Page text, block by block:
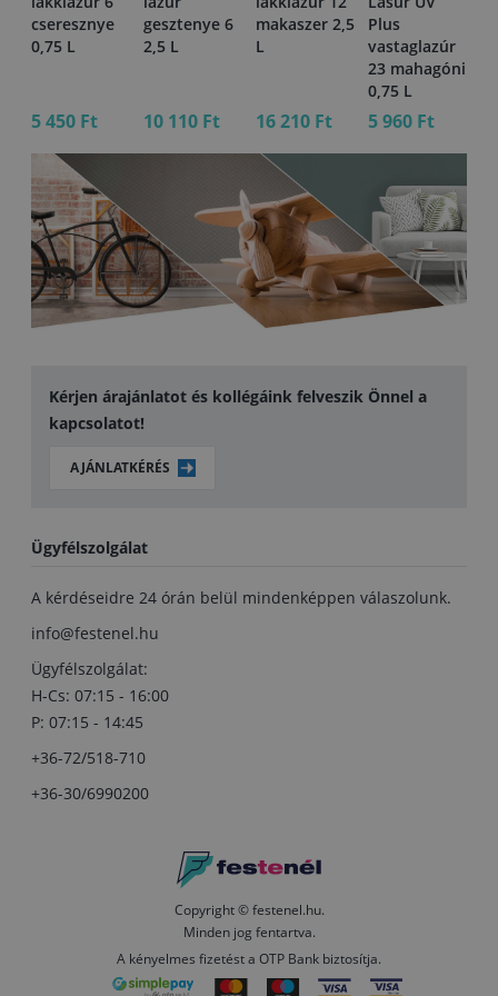
cseresznye
0,75 L
5 450 Ft
gesztenye 6
2,5 L
10 110 Ft
makaszer 2,5
L
16 210 Ft
Plus
vastaglazúr
23 mahagóni
0,75 L
5 960 Ft
Kérjen árajánlatot és kollégáink felveszik Önnel a
kapcsolatot!
AJÁNLATKÉRÉS
Ügyfélszolgálat
A kérdéseidre 24 órán belül mindenképpen válaszolunk.
info@festenel.hu
Ügyfélszolgálat:
H-Cs: 07:15 - 16:00
P: 07:15 - 14:45
+36-72/518-710
+36-30/6990200
Copyright © festenel.hu.
Minden jog fentartva.
A kényelmes fizetést a OTP Bank biztosítja.